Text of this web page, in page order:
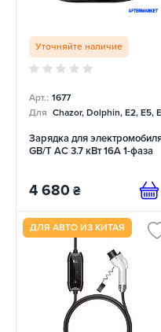
Уточняйте наличие
Арт.: 1677
Для Chazor, Dolphin, E2, E5,
Зарядка для
GB/T AC 3.7 кВт 16А 1-фаза
4 680 ₴
ДЛЯ АВТО ИЗ КИТАЯ